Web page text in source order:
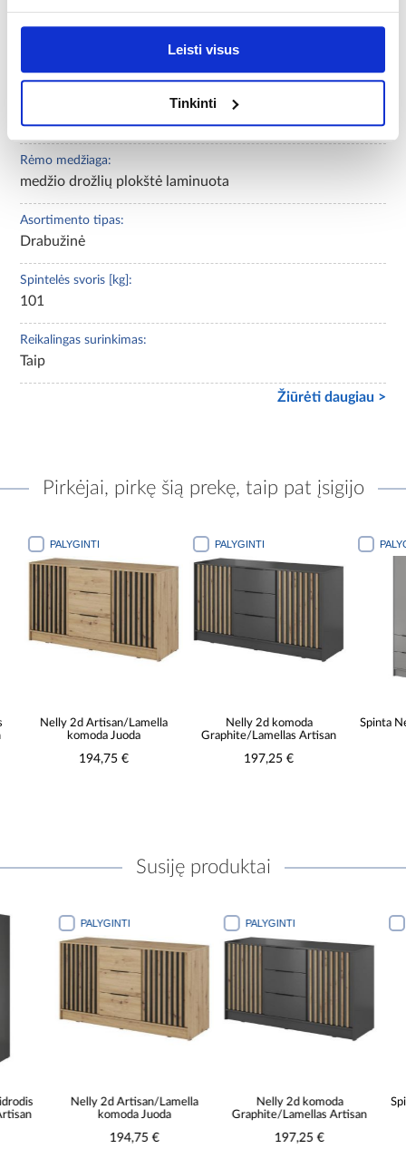
Leisti visus
Tinkinti
medžio drožlių plokštė laminuota
Rėmo medžiaga:
medžio drožlių plokštė laminuota
Asortimento tipas:
Drabužinė
Spintelės svoris [kg]:
101
Reikalingas surinkimas:
Taip
Žiūrėti daugiau >
Pirkėjai, pirkę šią prekę, taip pat įsigijo
PALYGINTI
Nelly 2d Artisan/Lamella
komoda Juoda
194,75 €
PALYGINTI
Nelly 2d komoda
Graphite/Lamellas Artisan
197,25 €
PALYGINTI
Spinta Nelly
Susiję produktai
Nelly 2d Artisan/Lamella
komoda Juoda
Nelly 2d komoda
Graphite/Lamellas Artisan
Spinta Nelly